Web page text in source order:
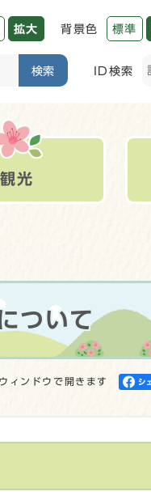
拡大 背景色 標準
検索 ID検索
観光
ついて
ィンドウで開きます